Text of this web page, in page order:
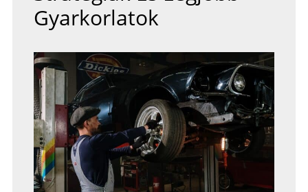
Gyarkorlatok